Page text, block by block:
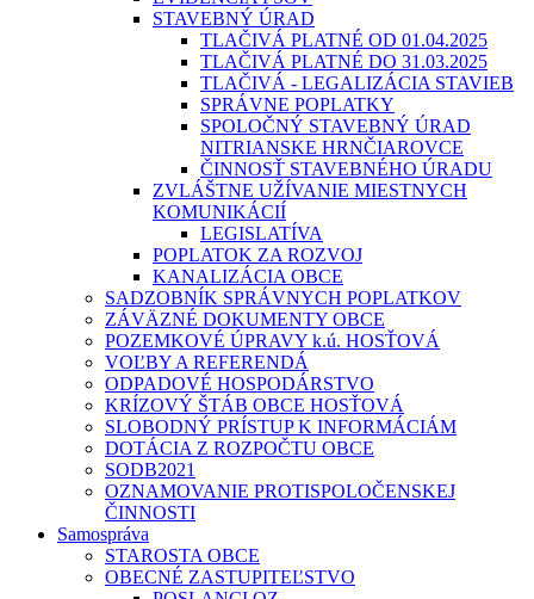
STAVEBNÝ ÚRAD
TLAČIVÁ PLATNÉ OD 01.04.2025
TLAČIVÁ PLATNÉ DO 31.03.2025
TLAČIVÁ - LEGALIZÁCIA STAVIEB
SPRÁVNE POPLATKY
SPOLOČNÝ STAVEBNÝ ÚRAD
NITRIANSKE HRNČIAROVCE
ČINNOSŤ STAVEBNÉHO ÚRADU
ZVLÁŠTNE UŽÍVANIE MIESTNYCH
KOMUNIKÁCIÍ
LEGISLATÍVA
POPLATOK ZA ROZVOJ
KANALIZÁCIA OBCE
SADZOBNÍK SPRÁVNYCH POPLATKOV
ZÁVÄZNÉ DOKUMENTY OBCE
POZEMKOVÉ ÚPRAVY k.ú. HOSŤOVÁ
VOĽBY A REFERENDÁ
ODPADOVÉ HOSPODÁRSTVO
KRÍZOVÝ ŠTÁB OBCE HOSŤOVÁ
SLOBODNÝ PRÍSTUP K INFORMÁCIÁM
DOTÁCIA Z ROZPOČTU OBCE
SODB2021
OZNAMOVANIE PROTISPOLOČENSKEJ
ČINNOSTI
Samospráva
STAROSTA OBCE
OBECNÉ ZASTUPITEĽSTVO